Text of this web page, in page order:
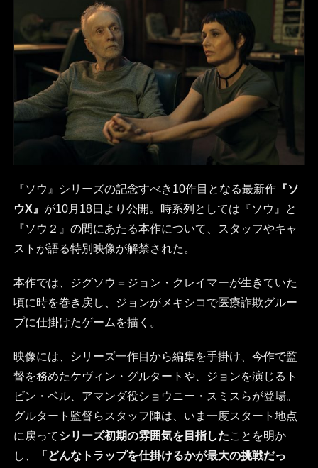
『ソウ』シリーズの記念すべき10作目となる最新作『ソ
ウX』 が10月18日より公開。時系列としては『ソウ』と
『ソウ２』の間にあたる本作について、スタッフやキャ
ストが語る特別映像が解禁された。
本作では、ジグソウ＝ジョン・クレイマーが生きていた
頃に時を巻き戻し、ジョンがメキシコで医療詐欺グルー
プに仕掛けたゲームを描く。
映像には、シリーズ一作目から編集を手掛け、今作で監
督を務めたケヴィン・グルタートや、ジョンを演じるト
ビン・ベル、アマンダ役ショウニー・スミスらが登場。
グルタート監督らスタッフ陣は、いま一度スタート地点
に戻ってシリーズ初期の雰囲気を目指したことを明か
し、
「どんなトラップを仕掛けるかが最大の挑戦だっ